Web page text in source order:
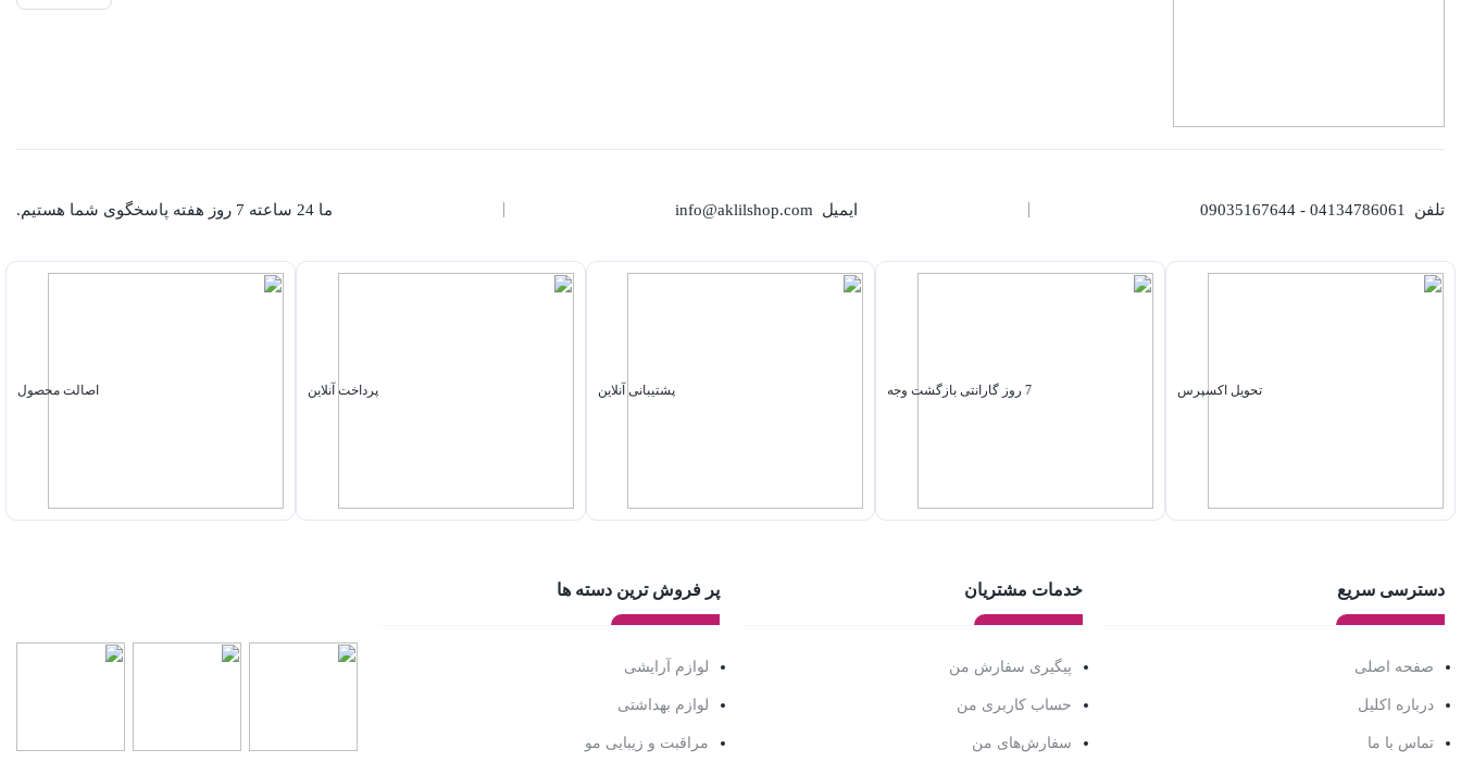
تلفن 04134786061 - 09035167644 ایمیل info@aklilshop.com ما 24 ساعته 7 روز هفته پاسخگوی شما هستیم.
تحویل اکسپرس 7 روز گارانتی بازگشت وجه پشتیبانی آنلاین پرداخت آنلاین اصالت محصول
دسترسی سریع
صفحه اصلی
درباره اکلیل
تماس با ما
خدمات مشتریان
پیگیری سفارش من
حساب کاربری من
سفارش‌های من
پر فروش ترین دسته ها
لوازم آرایشی
لوازم بهداشتی
مراقبت و زیبایی مو